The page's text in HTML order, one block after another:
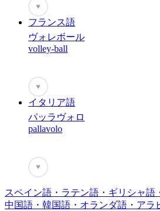
♥
フランス語
ヴォレボール
volley-ball
♥
イタリア語
パッラヴォロ
pallavolo
♥
スペイン語・ラテン語・ギリシャ語
中国語・韓国語・オランダ語・アラ